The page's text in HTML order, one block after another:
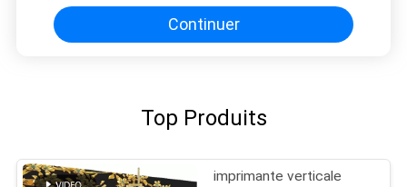
Continuer
Top Produits
imprimante verticale